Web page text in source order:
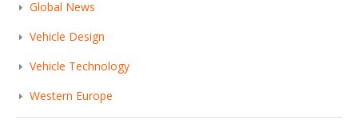
Global News
Vehicle Design
Vehicle Technology
Western Europe